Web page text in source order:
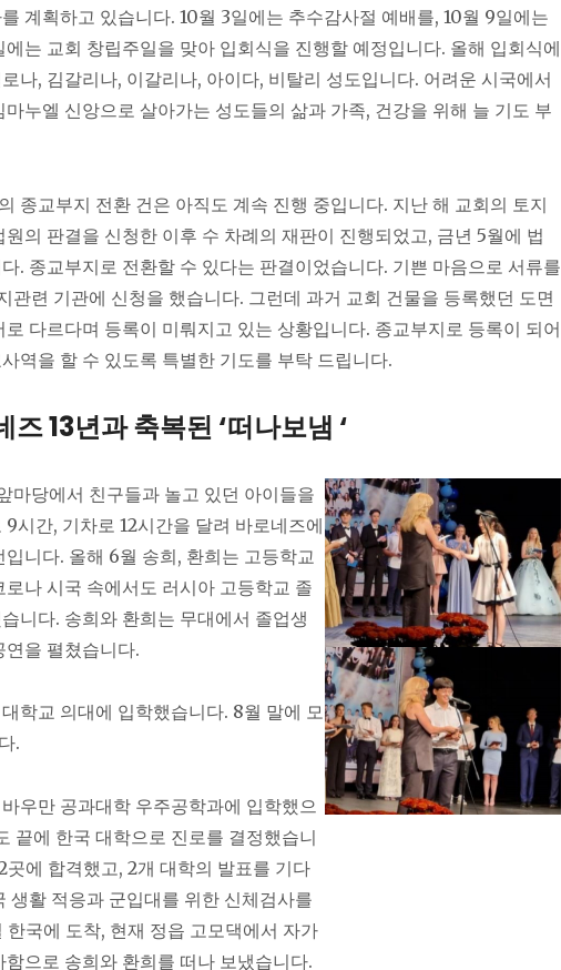
계획하고 있습니다. 10월 3일에는 추수감사절 예배를, 10월 9일에는
에는 교회 창립주일을 맞아 입회식을 진행할 예정입니다. 올해 입회식에
나, 김갈리나, 이갈리나, 아이다, 비탈리 성도입니다. 어려운 시국에서
마누엘 신앙으로 살아가는 성도들의 삶과 가족, 건강을 위해 늘 기도 부
종교부지 전환 건은 아직도 계속 진행 중입니다. 지난 해 교회의 토지
의 판결을 신청한 이후 수 차례의 재판이 진행되었고, 금년 5월에 법
. 종교부지로 전환할 수 있다는 판결이었습니다. 기쁜 마음으로 서류를
관련 기관에 신청을 했습니다. 그런데 과거 교회 건물을 등록했던 도면
로 다르다며 등록이 미뤄지고 있는 상황입니다. 종교부지로 등록이 되어
역을 할 수 있도록 특별한 기도를 부탁 드립니다.
즈 13년과 축복된 ‘떠나보냄 ‘
마당에서 친구들과 놀고 있던 아이들을
시간, 기차로 12시간을 달려 바로네즈에
입니다. 올해 6월 송희, 환희는 고등학교
나 시국 속에서도 러시아 고등학교 졸
니다. 송희와 환희는 무대에서 졸업생
연을 펼쳤습니다.
학교 의대에 입학했습니다. 8월 말에 모
.
우만 공과대학 우주공학과에 입학했으
끝에 한국 대학으로 진로를 결정했습니
곳에 합격했고, 2개 대학의 발표를 기다
생활 적응과 군입대를 위한 신체검사를
국에 도착, 현재 정읍 고모댁에서 자가
으로 송희와 환희를 떠나 보냈습니다.